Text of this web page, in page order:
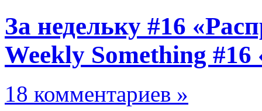
За недельку #16
Weekly Something
18 комментариев »